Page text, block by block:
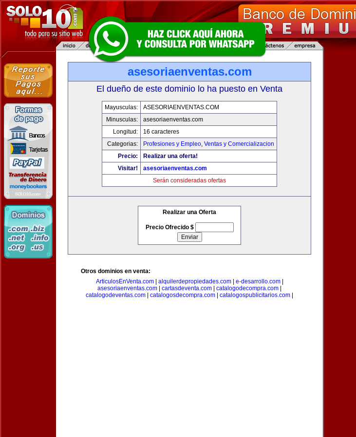
asesoriaenventas.com
El dueño de este dominio lo ha puesto en Venta
Mayusculas:
ASESORIAENVENTAS.COM
Minusculas:
asesoriaenventas.com
Longitud:
16 caracteres
Categorias:
Profesiones y Empleo, Ventas y Comercializacion
Precio:
Realizar una oferta!
Visitar!
asesoriaenventas.com
Serán consideradas ofertas
Realizar una Oferta
Precio Ofrecido $
Otros dominios en venta:
ArticulosEnVenta.com| alquilerdepropiedades.com| e-desarrollo.com|
asesoriaenventas.com
cartasdeventa.com catalogodecompra.com
catalogodeventas.com
catalogosdecompra.com catalogospublicitarios.com